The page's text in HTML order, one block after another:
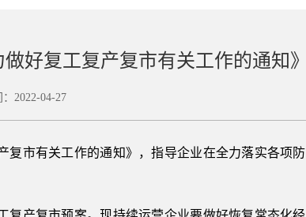
好复工复产复市有关工作的通知》
2022-04-27
复市有关工作的通知》，指导企业在全力落实各项防